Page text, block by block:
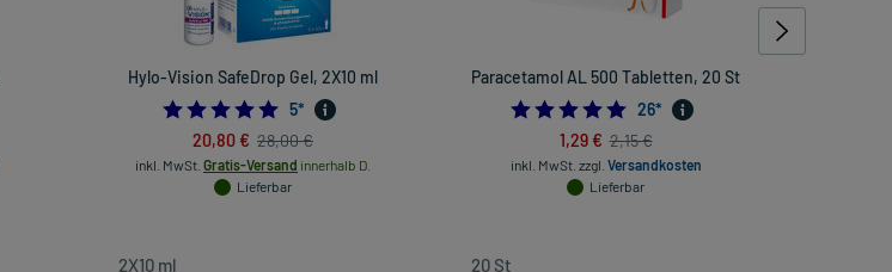
Hylo-Vision SafeDrop Gel, 2X10 ml
5.0
5*
20,80 € 28,00 €
inkl. MwSt. Gratis-Versand innerhalb D.
Lieferbar
Paracetamol AL 500 Tabletten, 20 St
4.961538461538462
26*
1,29 € 2,15 €
inkl. MwSt. zzgl. Versandkosten
Lieferbar